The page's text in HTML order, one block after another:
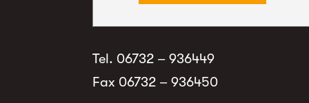
Tel. 06732 – 936449
Fax 06732 – 936450